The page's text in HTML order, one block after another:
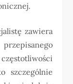
zawiera
szczególnie